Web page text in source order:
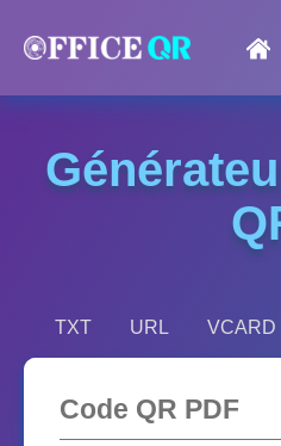
TXT URL VCARD
Code QR PDF